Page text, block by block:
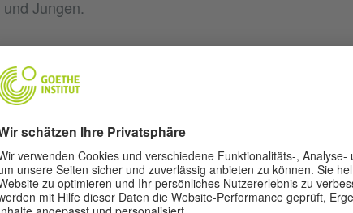
Jungen.
der Klasse 10 machen beim Planspiel mit.